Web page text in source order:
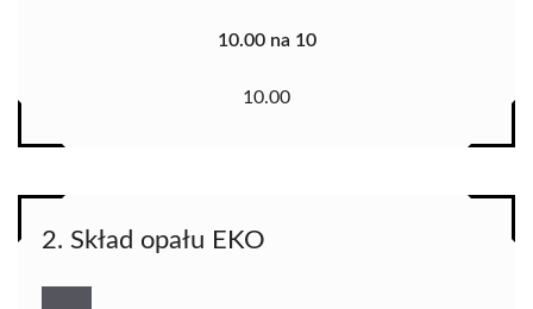
10.00 na 10
10.00
2. Skład opału EKO